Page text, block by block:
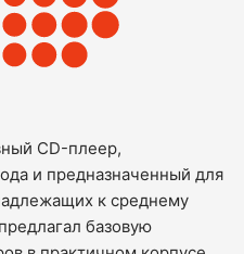
CD-плеер,
и предназначенный для
к среднему
базовую